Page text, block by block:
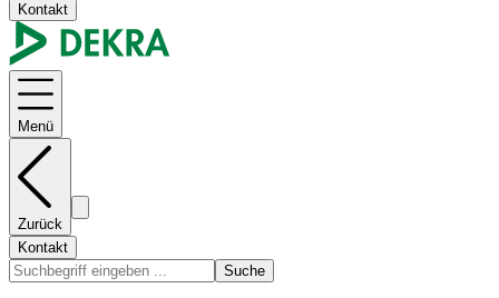
Kontakt
Menü
Zurück
Kontakt
Suche